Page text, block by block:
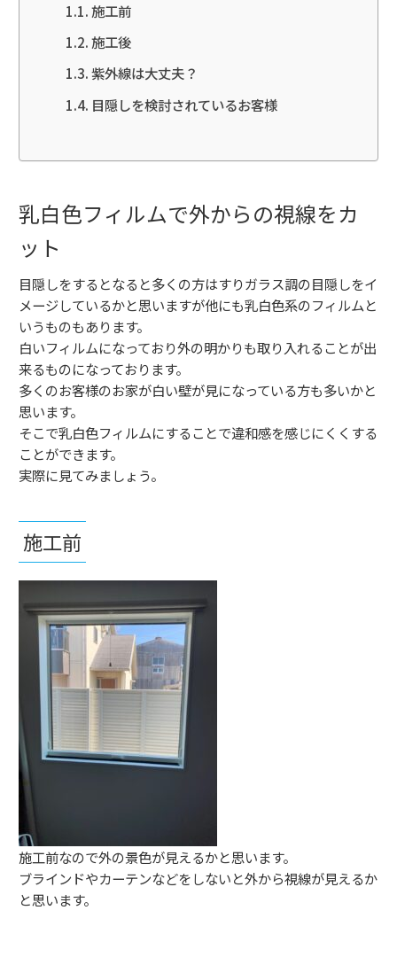
施工前
施工後
紫外線は大丈夫？
目隠しを検討されているお客様
乳白色フィルムで外からの視線をカ
ット
目隠しをするとなると多くの方はすりガラス調の目隠しをイ
メージしているかと思いますが他にも乳白色系のフィルムと
いうものもあります。
白いフィルムになっており外の明かりも取り入れることが出
来るものになっております。
多くのお客様のお家が白い壁が見になっている方も多いかと
思います。
そこで乳白色フィルムにすることで違和感を感じにくくする
ことができます。
実際に見てみましょう。
施工前
施工前なので外の景色が見えるかと思います。
ブラインドやカーテンなどをしないと外から視線が見えるか
と思います。